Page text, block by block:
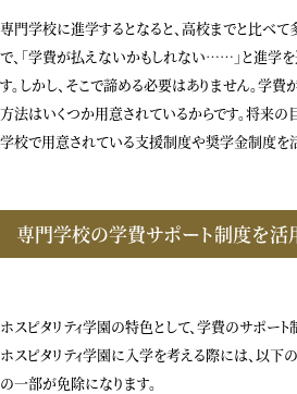
専門学校に進学するとなると、高校までと比べて
で、「学費が払えないかもしれない……」と進学を
す。しかし、そこで諦める必要はありません。学
方法はいくつか用意されているからです。将来の
学校で用意されている支援制度や奨学金制度を活
専門学校の学費サポート制度を活
ホスピタリティ学園の特色として、学費のサポート
ホスピタリティ学園に入学を考える際には、以下
の一部が免除になります。